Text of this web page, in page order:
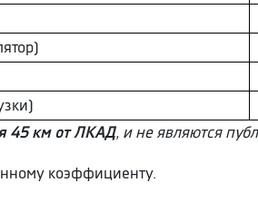
45 км от ЛКАД, и не являются
коэффициенту.